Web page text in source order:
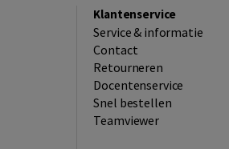
Klantenservice
Service & informatie
Contact
Retourneren
Docentenservice
Snel bestellen
Teamviewer